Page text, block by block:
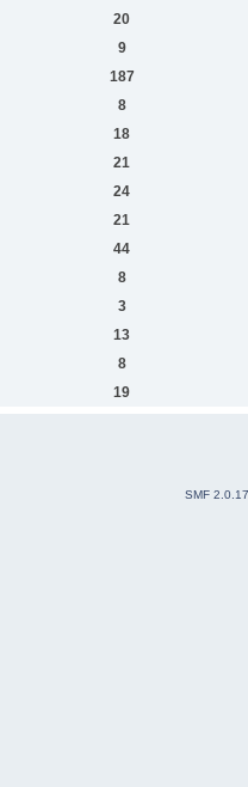
20
9
187
8
18
21
24
21
44
8
3
13
8
19
SMF 2.0.17